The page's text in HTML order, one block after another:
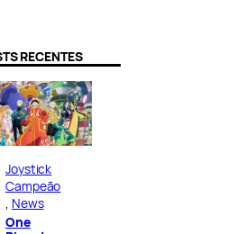
RECENTES
Joystick
Campeão
News
One